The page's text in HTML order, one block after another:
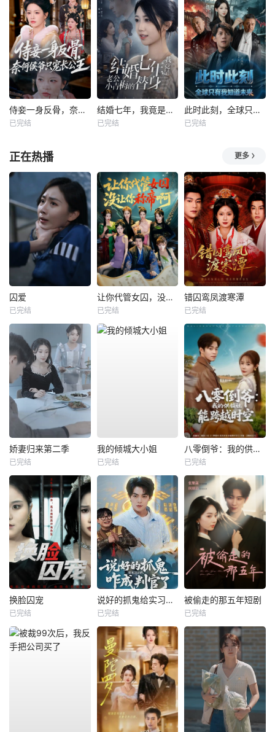
侍妾一身反骨，奈何侯爷只宠长公主
已完结
结婚七年，我竟是老公小青梅的替身
已完结
此时此刻，全球只有我知道未来
已完结
正在热播 更多
囚爱
已完结
让你代管女囚，没让你称帝啊
已完结
错囚鸾凤渡寒潭
已完结
娇妻归来第二季
已完结
我的倾城大小姐
已完结
八零倒爷：我的供销社能跨时空
已完结
换脸囚宠
已完结
说好的抓鬼给实习证明，咋成判官了
已完结
被偷走的那五年短剧
已完结